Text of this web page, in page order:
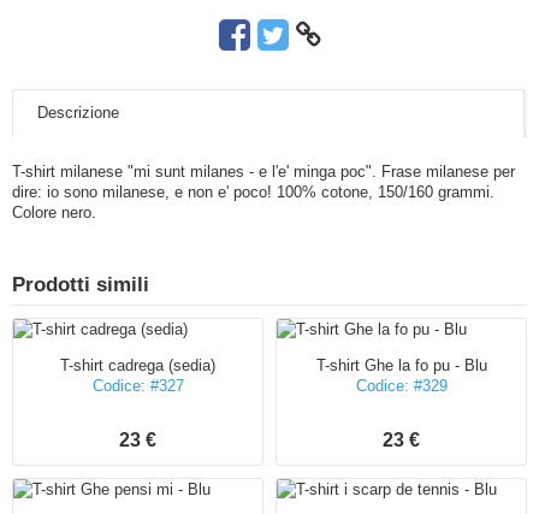
Descrizione
T-shirt milanese "mi sunt milanes - e l'e' minga poc". Frase milanese per
dire: io sono milanese, e non e' poco! 100% cotone, 150/160 grammi.
Colore nero.
Prodotti simili
T-shirt cadrega (sedia)
Codice: #327
23 €
T-shirt Ghe la fo pu - Blu
Codice: #329
23 €